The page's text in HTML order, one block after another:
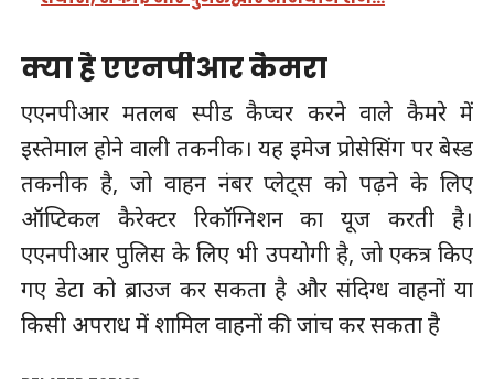
क्या है एएनपीआर कैमरा
एएनपीआर मतलब स्पीड कैप्चर करने वाले कैमरे में
इस्तेमाल होने वाली तकनीक। यह इमेज प्रोसेसिंग पर बेस्ड
तकनीक है, जो वाहन नंबर प्लेट्स को पढ़ने के लिए
ऑप्टिकल कैरेक्टर रिकॉग्निशन का यूज करती है।
एएनपीआर पुलिस के लिए भी उपयोगी है, जो एकत्र किए
गए डेटा को ब्राउज कर सकता है और संदिग्ध वाहनों या
किसी अपराध में शामिल वाहनों की जांच कर सकता है